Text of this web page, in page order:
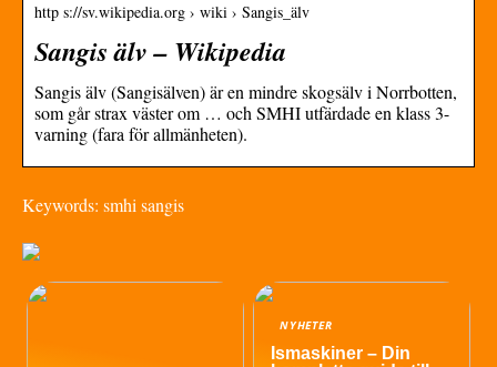
http s://sv.wikipedia.org › wiki › Sangis_älv
Sangis älv – Wikipedia
Sangis älv (Sangisälven) är en mindre skogsälv i Norrbotten,
som går strax väster om … och SMHI utfärdade en klass 3-
varning (fara för allmänheten).
Keywords: smhi sangis
NYHETER
Ismaskiner – Din